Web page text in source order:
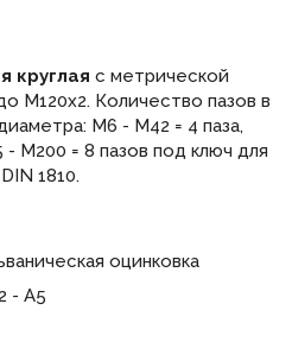
круглая с метрической
М120х2. Количество пазов в
М6 - М42 = 4 паза,
М200 = 8 пазов под ключ для
1810.
оцинковка
- А5